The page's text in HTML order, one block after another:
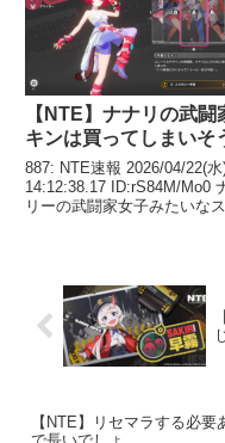
【NTE】ナナリの武闘
キンは買ってしまいそ
887: NTE速報 2026/04/22(水
14:12:38.17 ID:rS84M/Mo0
リーの武闘家女子みたいなス
【NTE】リセマラする必要